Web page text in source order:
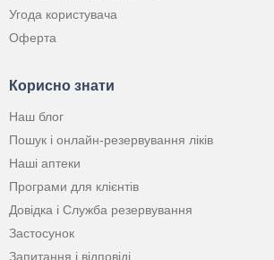
Угода користувача
Оферта
Корисно знати
Наш блог
Пошук і онлайн-резервування ліків
Наші аптеки
Програми для клієнтів
Довідка і Служба резервування
Застосунок
Запитання і відповіді